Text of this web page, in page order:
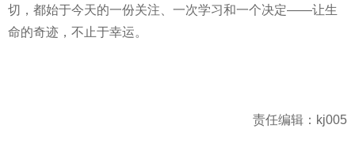
切，都始于今天的一份关注、一次学习和一个决定——让生
命的奇迹，不止于幸运。
责任编辑：kj005